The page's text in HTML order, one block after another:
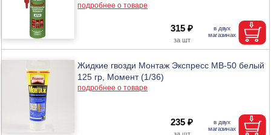
подробнее о товаре
315 ₽
Жидкие гвозди Монтаж Экспресс МВ-50 белый
125 гр, Момент (1/36)
подробнее о товаре
235 ₽